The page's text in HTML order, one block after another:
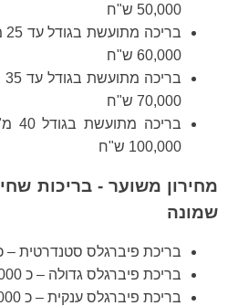
50,000 ש"ח
60,000 ש"ח
70,000 ש"ח
100,000 ש"ח
מחירון משוער - בריכות
שמונה
בריכת פיברגלס סטנדרטית – כ 50,000
בריכת פיברגלס גדולה – כ 60,000 ש"ח
בריכת פיברגלס ענקית – כ 70,000 ש"ח